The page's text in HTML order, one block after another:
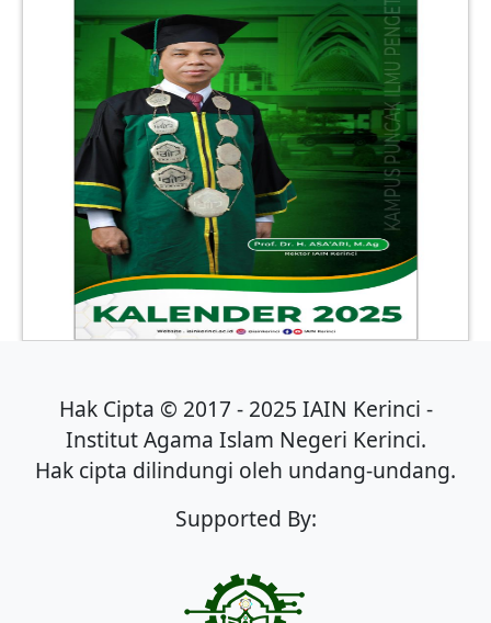
Hak Cipta © 2017 - 2025 IAIN Kerinci -
Institut Agama Islam Negeri Kerinci.
Hak cipta dilindungi oleh undang-undang.
Supported By: